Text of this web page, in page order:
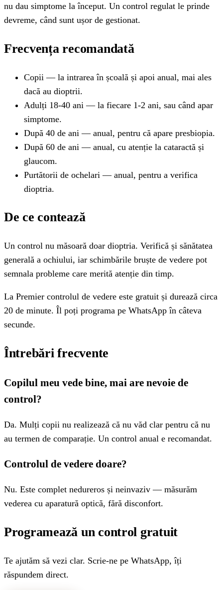
nu dau simptome la început. Un control regulat le prinde
devreme, când sunt ușor de gestionat.
Frecvența recomandată
Copii — la intrarea în școală și apoi anual, mai ales
dacă au dioptrii.
Adulți 18-40 ani — la fiecare 1-2 ani, sau când apar
simptome.
După 40 de ani — anual, pentru că apare presbiopia.
După 60 de ani — anual, cu atenție la cataractă și
glaucom.
Purtătorii de ochelari — anual, pentru a verifica
dioptria.
De ce contează
Un control nu măsoară doar dioptria. Verifică și sănătatea
generală a ochiului, iar schimbările bruște de vedere pot
semnala probleme care merită atenție din timp.
La Premier controlul de vedere este gratuit și durează circa
20 de minute. Îl poți programa pe WhatsApp în câteva
secunde.
Întrebări frecvente
Copilul meu vede bine, mai are nevoie de
control?
Da. Mulți copii nu realizează că nu văd clar pentru că nu
au termen de comparație. Un control anual e recomandat.
Controlul de vedere doare?
Nu. Este complet nedureros și neinvaziv — măsurăm
vederea cu aparatură optică, fără disconfort.
Programează un control gratuit
Te ajutăm să vezi clar. Scrie-ne pe WhatsApp, îți
răspundem direct.